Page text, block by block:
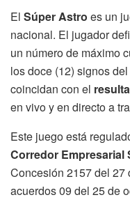
El Súper Astro es un
nacional. El jugador
un número de máximo
los doce (12) signos
coincidan con el
en vivo y en directo a
Este juego está
Corredor Empresarial
Concesión 2157 del 27
acuerdos 09 del 25 de